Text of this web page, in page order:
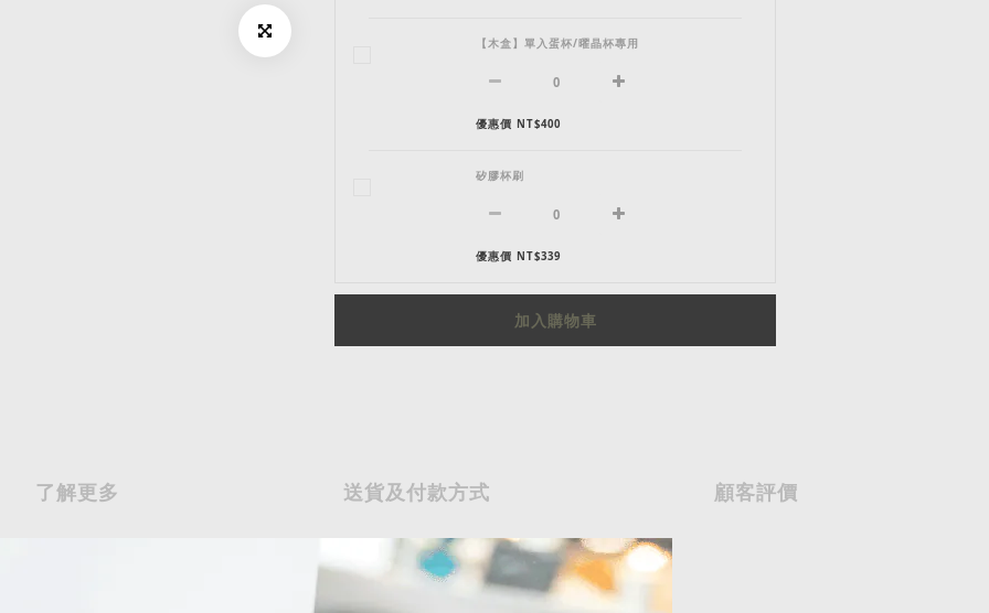
【木盒】單入蛋杯/曜晶杯專用
優惠價 NT$400
矽膠杯刷
優惠價 NT$339
加入購物車
了解更多 送貨及付款方式 顧客評價